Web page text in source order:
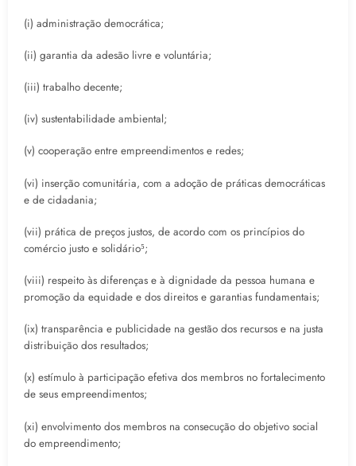
(i) administração democrática;
(ii) garantia da adesão livre e voluntária;
(iii) trabalho decente;
(iv) sustentabilidade ambiental;
(v) cooperação entre empreendimentos e redes;
(vi) inserção comunitária, com a adoção de práticas democráticas
e de cidadania;
(vii) prática de preços justos, de acordo com os princípios do
comércio justo e solidário⁵;
(viii) respeito às diferenças e à dignidade da pessoa humana e
promoção da equidade e dos direitos e garantias fundamentais;
(ix) transparência e publicidade na gestão dos recursos e na justa
distribuição dos resultados;
(x) estímulo à participação efetiva dos membros no fortalecimento
de seus empreendimentos;
(xi) envolvimento dos membros na consecução do objetivo social
do empreendimento;